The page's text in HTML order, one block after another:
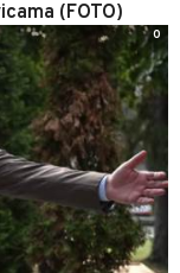
(FOTO)
0